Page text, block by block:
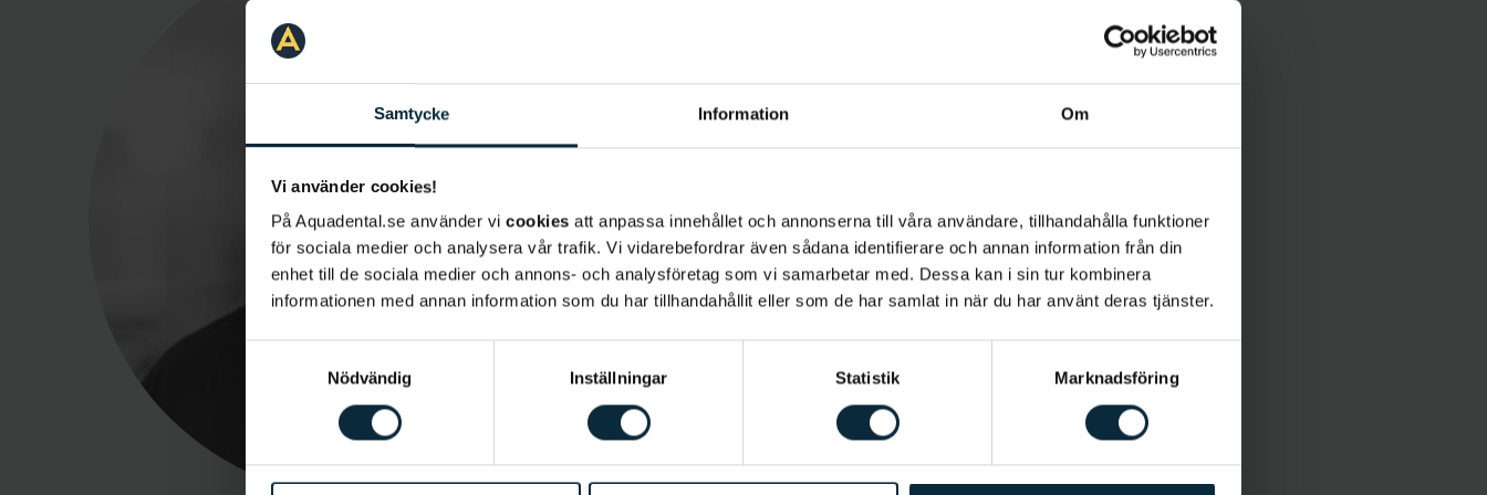
Samtycke Information Om
Vi använder cookies!
På Aquadental.se använder vi cookies att anpassa innehållet och annonserna till våra användare, tillhandahålla funktioner
för sociala medier och analysera vår trafik. Vi vidarebefordrar även sådana identifierare och annan information från din
enhet till de sociala medier och annons- och analysföretag som vi samarbetar med. Dessa kan i sin tur kombinera
informationen med annan information som du har tillhandahållit eller som de har samlat in när du har använt deras tjänster.
Nödvändig
Inställningar Statistik Marknadsföring